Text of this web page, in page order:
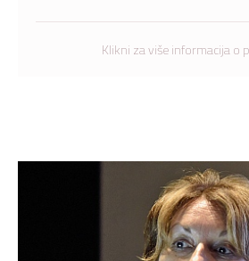
Klikni za više informacija o